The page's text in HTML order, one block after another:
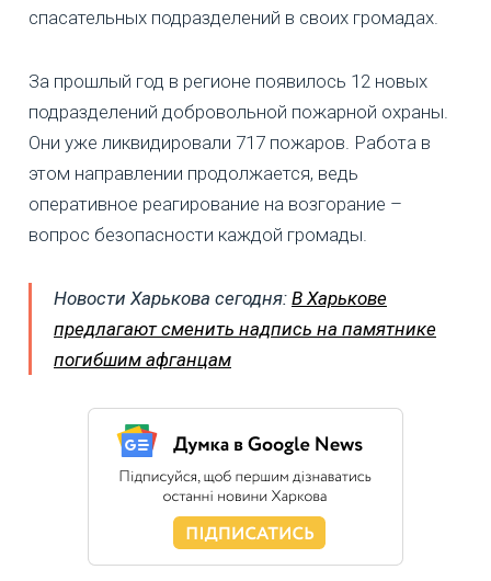
спасательных подразделений в своих громадах.
За прошлый год в регионе появилось 12 новых
подразделений добровольной пожарной охраны.
Они уже ликвидировали 717 пожаров. Работа в
этом направлении продолжается, ведь
оперативное реагирование на возгорание –
вопрос безопасности каждой громады.
Новости Харькова сегодня: В Харькове
предлагают сменить надпись на памятнике
погибшим афганцам